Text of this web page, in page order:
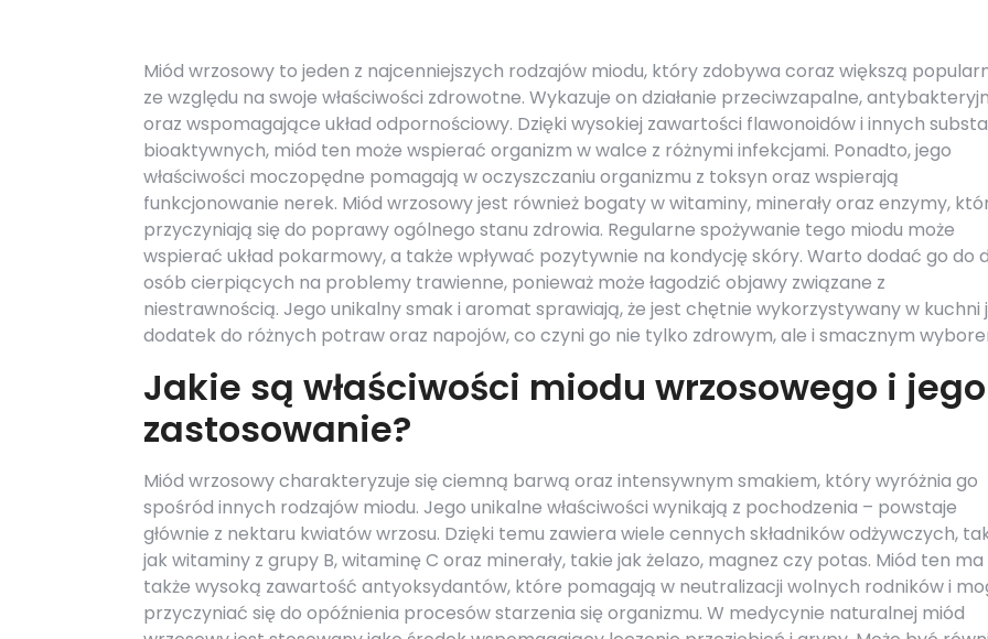
Miód wrzosowy to jeden z najcenniejszych rodzajów miodu, który zdobywa coraz większą
ze względu na swoje właściwości zdrowotne. Wykazuje on działanie przeciwzapalne,
oraz wspomagające układ odpornościowy. Dzięki wysokiej zawartości flawonoidów i innych
bioaktywnych, miód ten może wspierać organizm w walce z różnymi infekcjami. Ponadto, jego
właściwości moczopędne pomagają w oczyszczaniu organizmu z toksyn oraz wspierają
funkcjonowanie nerek. Miód wrzosowy jest również bogaty w witaminy, minerały oraz enzymy,
przyczyniają się do poprawy ogólnego stanu zdrowia. Regularne spożywanie tego miodu może
wspierać układ pokarmowy, a także wpływać pozytywnie na kondycję skóry. Warto dodać go do
osób cierpiących na problemy trawienne, ponieważ może łagodzić objawy związane z
niestrawnością. Jego unikalny smak i aromat sprawiają, że jest chętnie wykorzystywany w kuchni
dodatek do różnych potraw oraz napojów, co czyni go nie tylko zdrowym, ale i smacznym
Jakie są właściwości miodu wrzosowego i jego
zastosowanie?
Miód wrzosowy charakteryzuje się ciemną barwą oraz intensywnym smakiem, który wyróżnia go
spośród innych rodzajów miodu. Jego unikalne właściwości wynikają z pochodzenia – powstaje
głównie z nektaru kwiatów wrzosu. Dzięki temu zawiera wiele cennych składników odżywczych,
jak witaminy z grupy B, witaminę C oraz minerały, takie jak żelazo, magnez czy potas. Miód ten ma
także wysoką zawartość antyoksydantów, które pomagają w neutralizacji wolnych rodników i
przyczyniać się do opóźnienia procesów starzenia się organizmu. W medycynie naturalnej miód